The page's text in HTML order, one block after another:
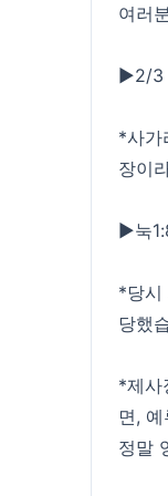
여러
▶2/3
*사가
장이
▶눅
*당시
당했
*제사
면,
정말